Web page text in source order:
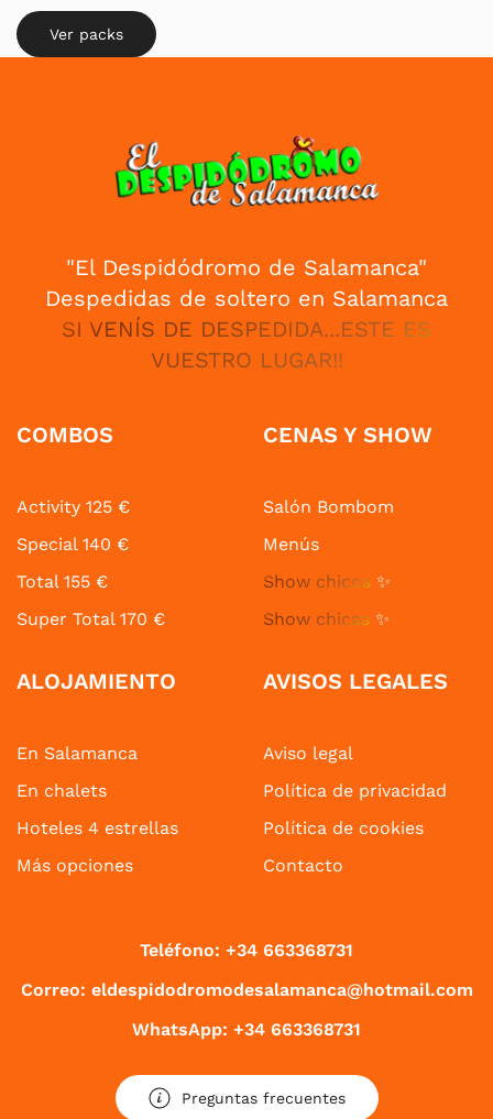
Ver packs
"El Despidódromo de Salamanca"
Despedidas de soltero en Salamanca
SI VENÍS DE DESPEDIDA...ESTE ES
VUESTRO LUGAR!!
COMBOS
Activity 125 €
Special 140 €
Total 155 €
Super Total 170 €
CENAS Y SHOW
Salón Bombom
Menús
Show chicos ✨
Show chicas ✨
ALOJAMIENTO
En Salamanca
En chalets
Hoteles 4 estrellas
Más opciones
AVISOS LEGALES
Aviso legal
Política de privacidad
Política de cookies
Contacto
Teléfono: +34 663368731
Correo: eldespidodromodesalamanca@hotmail.com
WhatsApp: +34 663368731
Preguntas frecuentes